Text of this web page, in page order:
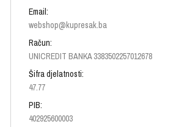
Email:
webshop@kupresak.ba
Račun:
UNICREDIT BANKA 3383502257012678
Šifra djelatnosti:
47.77
PIB:
402925600003